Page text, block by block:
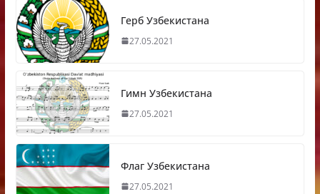
Герб Узбекистана
27.05.2021
Гимн Узбекистана
27.05.2021
Флаг Узбекистана
27.05.2021